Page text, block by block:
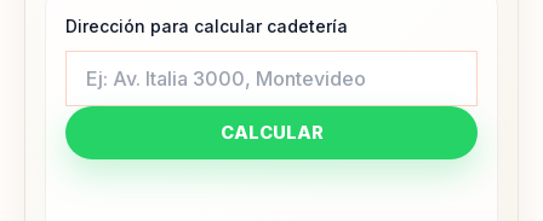
Dirección para calcular cadetería
CALCULAR